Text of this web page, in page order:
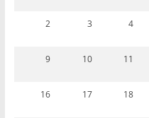
2 3 4
9 10 11
16 17 18